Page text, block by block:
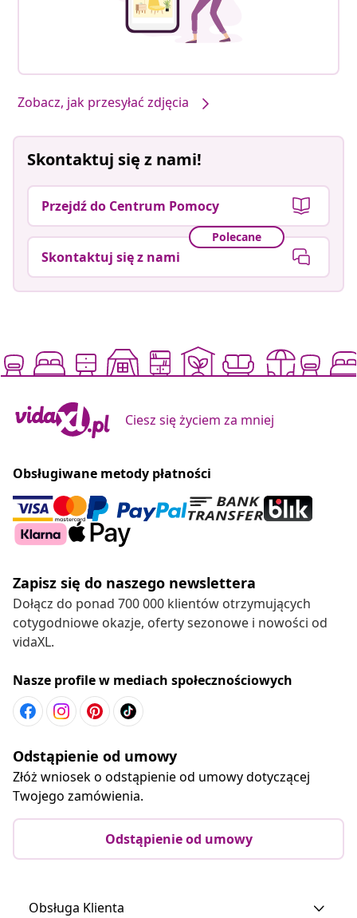
Zobacz, jak przesyłać zdjęcia
Skontaktuj się z nami!
Przejdź do Centrum Pomocy
Polecane
Skontaktuj się z nami
Ciesz się życiem za mniej
Obsługiwane metody płatności
Zapisz się do naszego newslettera
Dołącz do ponad 700 000 klientów otrzymujących
cotygodniowe okazje, oferty sezonowe i nowości od
vidaXL.
Nasze profile w mediach społecznościowych
Odstąpienie od umowy
Złóż wniosek o odstąpienie od umowy dotyczącej
Twojego zamówienia.
Odstąpienie od umowy
Obsługa Klienta